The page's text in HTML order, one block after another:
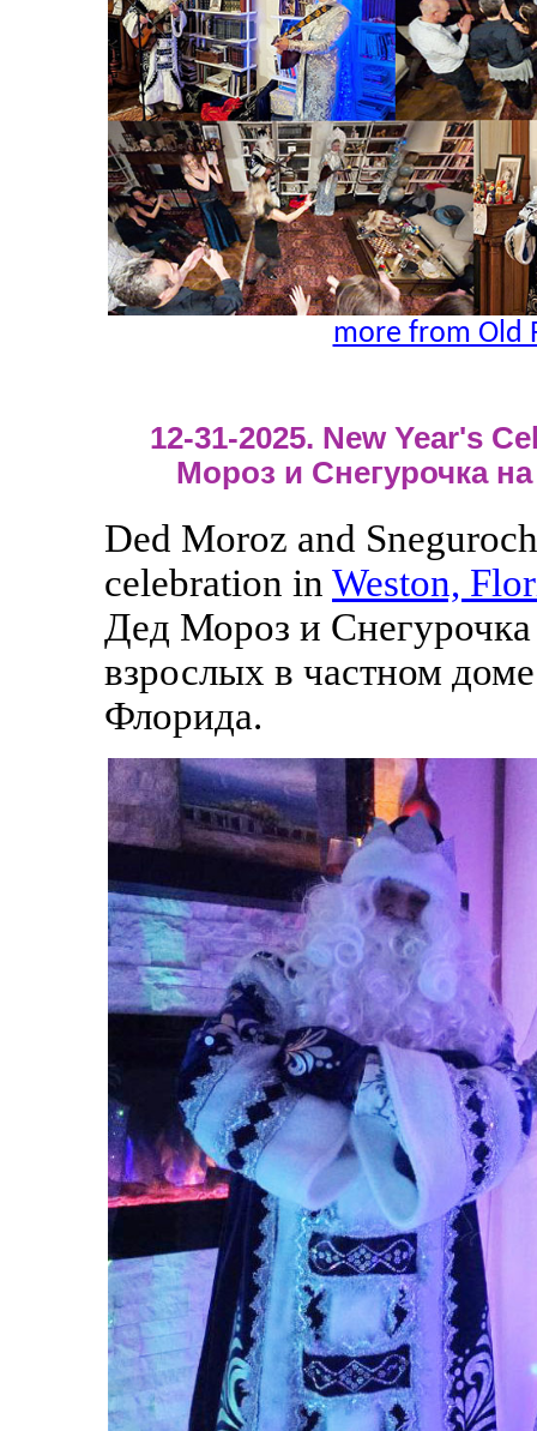
more from Old
12-31-2025. New Year's
Мороз и Снегурочка
Ded Moroz and
celebration in Weston,
Дед Мороз и Снегурочка
взрослых в частном
Флорида.